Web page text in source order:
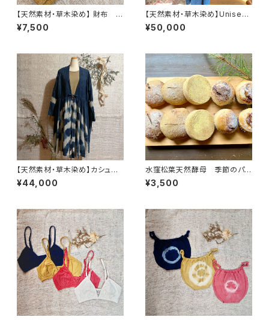
【天然素材・草木染め】 財布 ワ
イルドヘンプ
¥7,500
【天然素材・草木染め】Unisex
カシュクール ヘンプコットン
¥50,000
【天然素材・草木染め】カシュク
ールドレス 柄
¥44,000
水窪松葉天然酵母 季節のパン
セット
¥3,500